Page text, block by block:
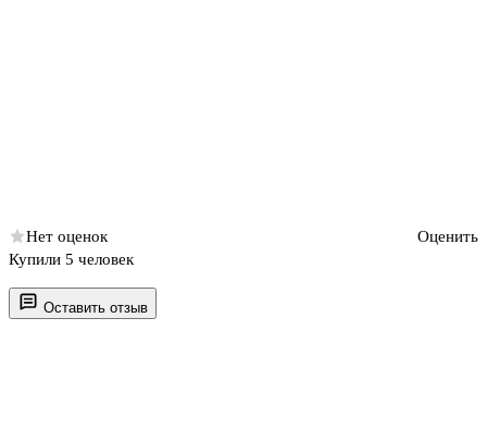
Оставить отзыв
Нет оценок
Оценить
Купили 5 человек